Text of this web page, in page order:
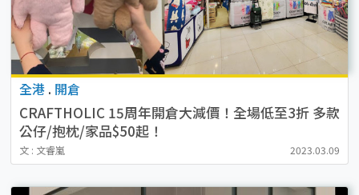
全港 . 開倉
CRAFTHOLIC 15周年開倉大減價！全場低至3折 多款
公仔/抱枕/家品$50起！
文 : 文睿嵐 2023.03.09